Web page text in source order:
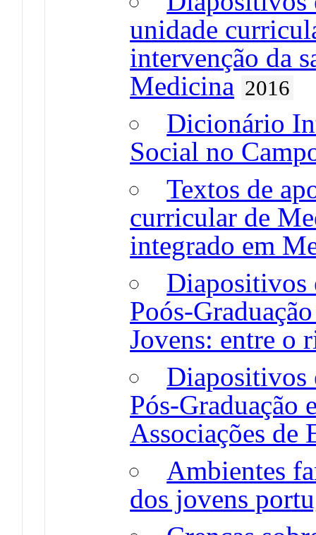
unidade
intervenção da
Medicina 2016
Dicionário
Social no
Textos de
curricular de
integrado em
Diapositivos
Poós-
Jovens: entre o
Diapositivos
Pós-Graduação
Associações de
Ambientes
dos jovens